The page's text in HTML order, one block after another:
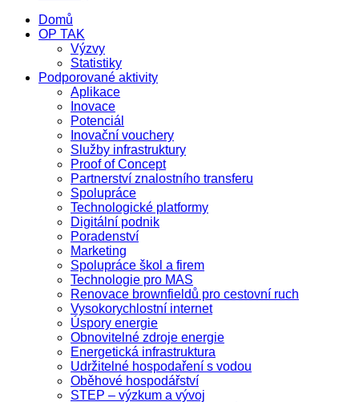
Domů
OP TAK
Výzvy
Statistiky
Podporované aktivity
Aplikace
Inovace
Potenciál
Inovační vouchery
Služby infrastruktury
Proof of Concept
Partnerství znalostního transferu
Spolupráce
Technologické platformy
Digitální podnik
Poradenství
Marketing
Spolupráce škol a firem
Technologie pro MAS
Renovace brownfieldů pro cestovní ruch
Vysokorychlostní internet
Úspory energie
Obnovitelné zdroje energie
Energetická infrastruktura
Udržitelné hospodaření s vodou
Oběhové hospodářství
STEP – výzkum a vývoj